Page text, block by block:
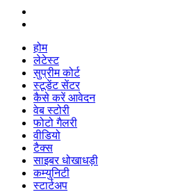
होम
लेटेस्ट
सुप्रीम कोर्ट
स्टूडेंट सेंटर
कैसे करें आवेदन
वेब स्टोरी
फोटो गैलरी
वीडियो
टैक्स
साइबर धोखाधड़ी
कम्युनिटी
स्टार्टअप